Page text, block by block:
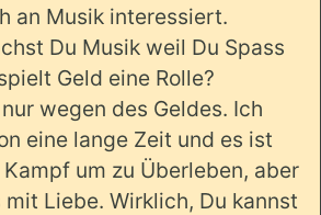
an Musik interessiert.
Du Musik weil Du Spass
Geld eine Rolle?
wegen des Geldes. Ich
eine lange Zeit und es ist
um zu Überleben, aber
Liebe. Wirklich, Du kannst